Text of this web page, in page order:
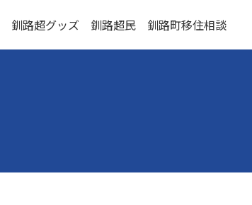
釧路超グッズ 釧路超民 釧路町移住相談